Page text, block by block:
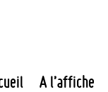
A l’affiche